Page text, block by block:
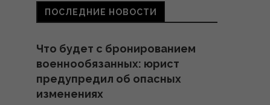
футбольному стадиону
"Черноморец" в Одессе (фото,
видео)
16:37 пятница, 07 августа 2026
ПОСЛЕДНИЕ НОВОСТИ
Что будет с бронированием
военнообязанных: юрист
предупредил об опасных
изменениях